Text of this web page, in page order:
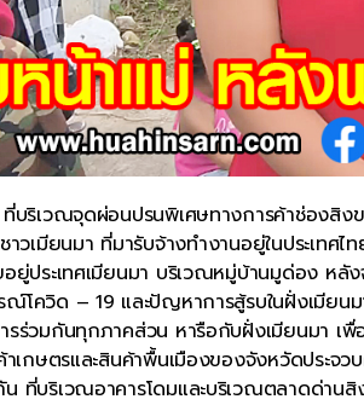
ริเวณจุดผ่อนปรนพิเศษทางการค้าช่องสิ
าวเมียนมา ที่มารับจ้างทำงานอยู่ในประเท
ประเทศเมียนมา บริเวณหมู่บ้านมูด่อง หลัง
โควิด – 19 และปัญหาการสู้รบในฝั่งเมียน
รร่วมกันทุกภาคส่วน หารือกับฝั่งเมียนมา เ
เกษตรและสินค้าพื้นเมืองของจังหวัดประจ
ที่บริเวณอาคารโดมและบริเวณตลาดด่านสิ